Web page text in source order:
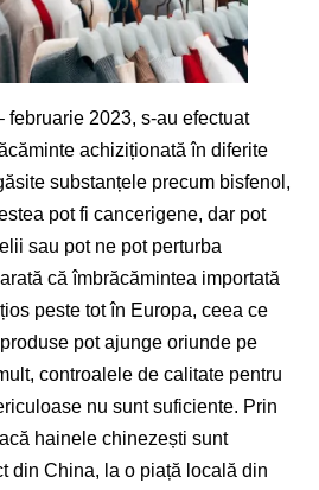
februarie 2023, s-au efectuat
achiziționată în diferite
substanțele precum bisfenol,
pot fi cancerigene, dar pot
sau pot ne pot perturba
că îmbrăcămintea importată
peste tot în Europa, ceea ce
pot ajunge oriunde pe
controalele de calitate pentru
nu sunt suficiente. Prin
hainele chinezești sunt
din China, la o piață locală din